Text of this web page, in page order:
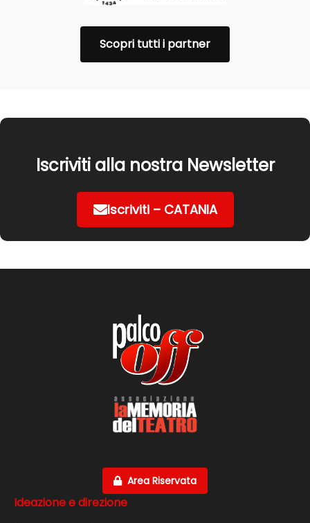
Scopri tutti i partner
Iscriviti alla nostra Newsletter
Iscriviti – CATANIA
Area Riservata
Ideazione e direzione